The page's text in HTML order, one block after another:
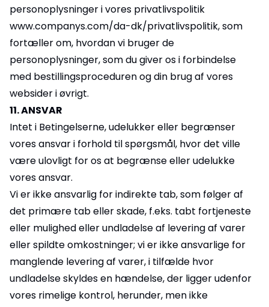
personoplysninger i vores privatlivspolitik
www.companys.com/da-dk/privatlivspolitik, som
fortæller om, hvordan vi bruger de
personoplysninger, som du giver os i forbindelse
med bestillingsproceduren og din brug af vores
websider i øvrigt.
11. ANSVAR
Intet i Betingelserne, udelukker eller begrænser
vores ansvar i forhold til spørgsmål, hvor det ville
være ulovligt for os at begrænse eller udelukke
vores ansvar.
Vi er ikke ansvarlig for indirekte tab, som følger af
det primære tab eller skade, f.eks. tabt fortjeneste
eller mulighed eller undladelse af levering af varer
eller spildte omkostninger; vi er ikke ansvarlige for
manglende levering af varer, i tilfælde hvor
undladelse skyldes en hændelse, der ligger udenfor
vores rimelige kontrol, herunder, men ikke